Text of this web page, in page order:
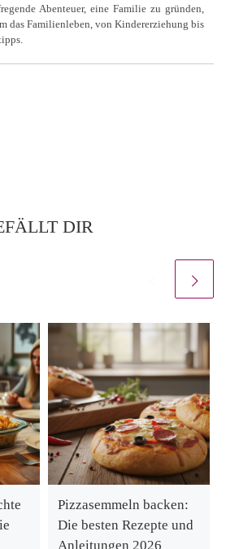
Abenteuer, eine Familie zu gründen,
das Familienleben, von Kindererziehung bis
DIR
Pizzasemmeln backen:
Die besten Rezepte und
Anleitungen 2026